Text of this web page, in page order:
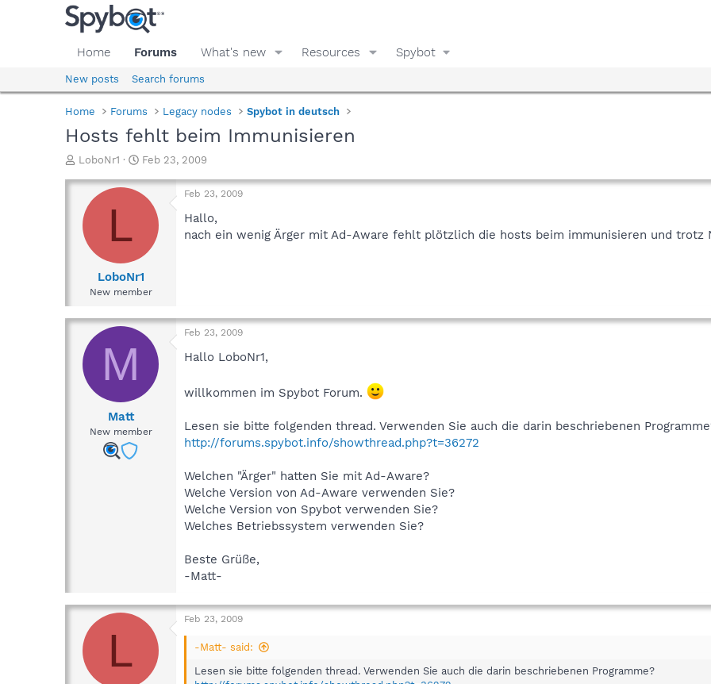
Home Forums What's new Resources Spybot
New posts Search forums
Home Forums Legacy nodes Spybot in deutsch
Hosts fehlt beim Immunisieren
T
r
a
d
e
LoboNr1
S
a
t
e
Feb 23, 2009
L
LoboNr1
New member
Feb 23, 2009
Hallo,
nach ein wenig Ärger mit Ad-Aware fehlt plötzlich die hosts beim immunisieren und
M
Matt
New member
Feb 23, 2009
Hallo LoboNr1,
willkommen im Spybot Forum.
Lesen sie bitte folgenden thread. Verwenden Sie auch die darin beschriebenen
http://forums.spybot.info/showthread.php?t=36272
Welchen "Ärger" hatten Sie mit Ad-Aware?
Welche Version von Ad-Aware verwenden Sie?
Welche Version von Spybot verwenden Sie?
Welches Betriebssystem verwenden Sie?
Beste Grüße,
-Matt-
L
Feb 23, 2009
-Matt- said:
Lesen sie bitte folgenden thread. Verwenden Sie auch die darin beschriebenen Programme?